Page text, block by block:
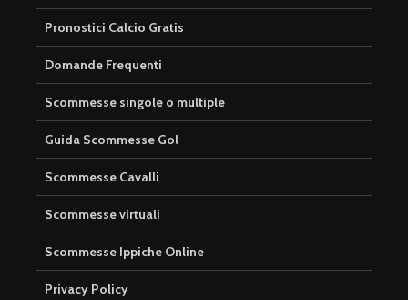
Pronostici Calcio Gratis
Domande Frequenti
Scommesse singole o multiple
Guida Scommesse Gol
Scommesse Cavalli
Scommesse virtuali
Scommesse Ippiche Online
Privacy Policy